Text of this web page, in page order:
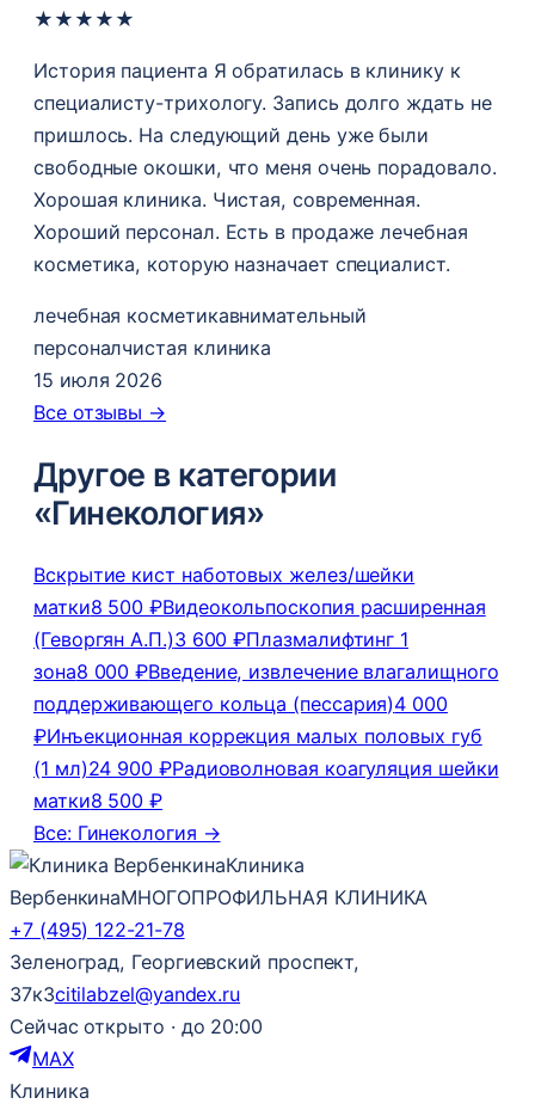
★ ★ ★ ★ ★
История пациента Я обратилась в клинику к
специалисту-трихологу. Запись долго ждать не
пришлось. На следующий день уже были
свободные окошки, что меня очень порадовало.
Хорошая клиника. Чистая, современная.
Хороший персонал. Есть в продаже лечебная
косметика, которую назначает специалист.
лечебная косметикавнимательный
персоналчистая клиника
15 июля 2026
Все отзывы →
Другое в категории
«Гинекология»
Вскрытие кист наботовых желез/шейки
матки8 500 ₽Видеокольпоскопия расширенная
(Геворгян А.П.)3 600 ₽Плазмалифтинг 1
зона8 000 ₽Введение, извлечение влагалищного
поддерживающего кольца (пессария)4 000
₽Инъекционная коррекция малых половых губ
(1 мл)24 900 ₽Радиоволновая коагуляция шейки
матки8 500 ₽
Все: Гинекология →
Клиника
ВербенкинаМНОГОПРОФИЛЬНАЯ КЛИНИКА
+7 (495) 122-21-78
Зеленоград, Георгиевский проспект,
37к3citilabzel@yandex.ru
Сейчас открыто · до 20:00
MAX
Клиника